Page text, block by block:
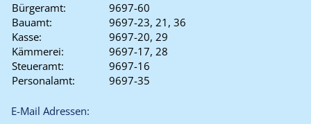
Bürgeramt:
9697-60
Bauamt:
9697-23, 21, 36
Kasse:
9697-20, 29
Kämmerei:
9697-17, 28
Steueramt:
9697-16
Personalamt:
9697-35
E-Mail Adressen: